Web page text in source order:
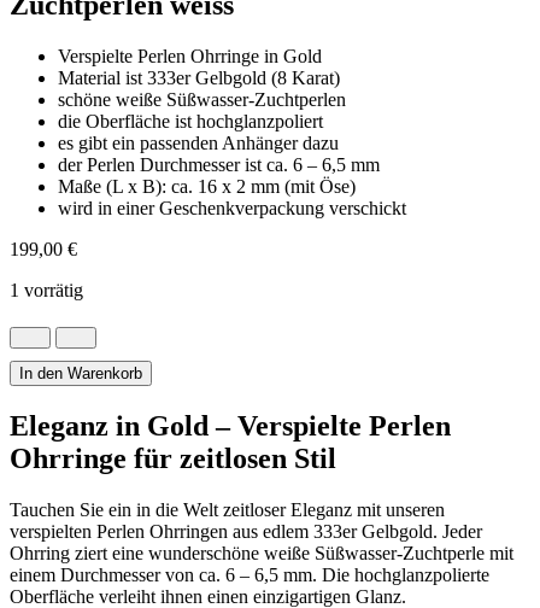
Verspielte Perlen Ohrringe in Gold
Material ist 333er Gelbgold (8 Karat)
schöne weiße Süßwasser-Zuchtperlen
die Oberfläche ist hochglanzpoliert
es gibt ein passenden Anhänger dazu
der Perlen Durchmesser ist ca. 6 – 6,5 mm
Maße (L x B): ca. 16 x 2 mm (mit Öse)
wird in einer Geschenkverpackung verschickt
199,00 €
1 vorrätig
Perlen
Ohrringe
Gold
Süßwasser
Zuchtperlen
weiss
In den Warenkorb
Eleganz in Gold – Verspielte Perlen
Ohrringe für zeitlosen Stil
Tauchen Sie ein in die Welt zeitloser Eleganz mit unseren
verspielten Perlen Ohrringen aus edlem 333er Gelbgold. Jeder
Ohrring ziert eine wunderschöne weiße Süßwasser-Zuchtperle mit
einem Durchmesser von ca. 6 – 6,5 mm. Die hochglanzpolierte
Oberfläche verleiht ihnen einen einzigartigen Glanz.